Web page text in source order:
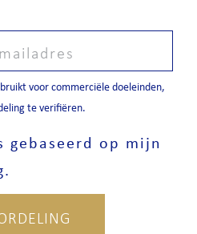
voor commerciële doeleinden,
te verifiëren.
gebaseerd op mijn